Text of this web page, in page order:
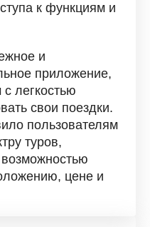
к функциям и
и
приложение,
легкостью
свои поездки.
пользователям
туров,
возможностью
цене и